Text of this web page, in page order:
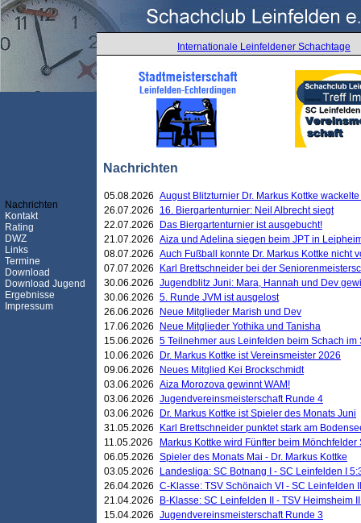
Internationale Leinfeldener Schachtage
Nachrichten
Nachrichten
Kontakt
Rating
DWZ
Links
Termine
Download
Download Jugend
Ergebnisse
Impressum
05.08.2026 August Blitzturnier Dr. Markus Kottke
26.07.2026
16. Biergartenturnier: Neil Albrecht siegt
22.07.2026
Das Biergartenturnier ist ausgebucht!
21.07.2026 Aiza und Adelina siegen beim JPT in
08.07.2026 Auch Fußball konnte Dr. Markus Kottke nicht
07.07.2026
Karl Brettschneider bei der
30.06.2026 Jugendblitz Juni: Mara, Hannah und Dev
30.06.2026 5. Runde JVM ist ausgelost
26.06.2026
Neue Mitglieder Marish und Dev
17.06.2026
Neue Mitglieder Yothika und Tanisha
15.06.2026 5 Teilnehmer aus Leinfelden beim Schach
10.06.2026
Dr. Markus Kottke ist Vereinsmeister 2026
09.06.2026
Neues Mitglied Kei Brockschmidt
03.06.2026 Aiza Morozova gewinnt WAM!
03.06.2026 Jugendvereinsmeisterschaft Runde 4
03.06.2026
Dr. Markus Kottke ist Spieler des Monats Juni
31.05.2026
Karl Brettschneider punktet stark am
11.05.2026
Markus Kottke wird Fünfter beim
06.05.2026 Spieler des Monats Mai - Dr. Markus Kottke
03.05.2026
Landesliga: SC Botnang I - SC Leinfelden I
26.04.2026 C-Klasse: TSV Schönaich VI - SC Leinfelden
21.04.2026
B-Klasse: SC Leinfelden II - TSV Heimsheim
15.04.2026 Jugendvereinsmeisterschaft Runde 3